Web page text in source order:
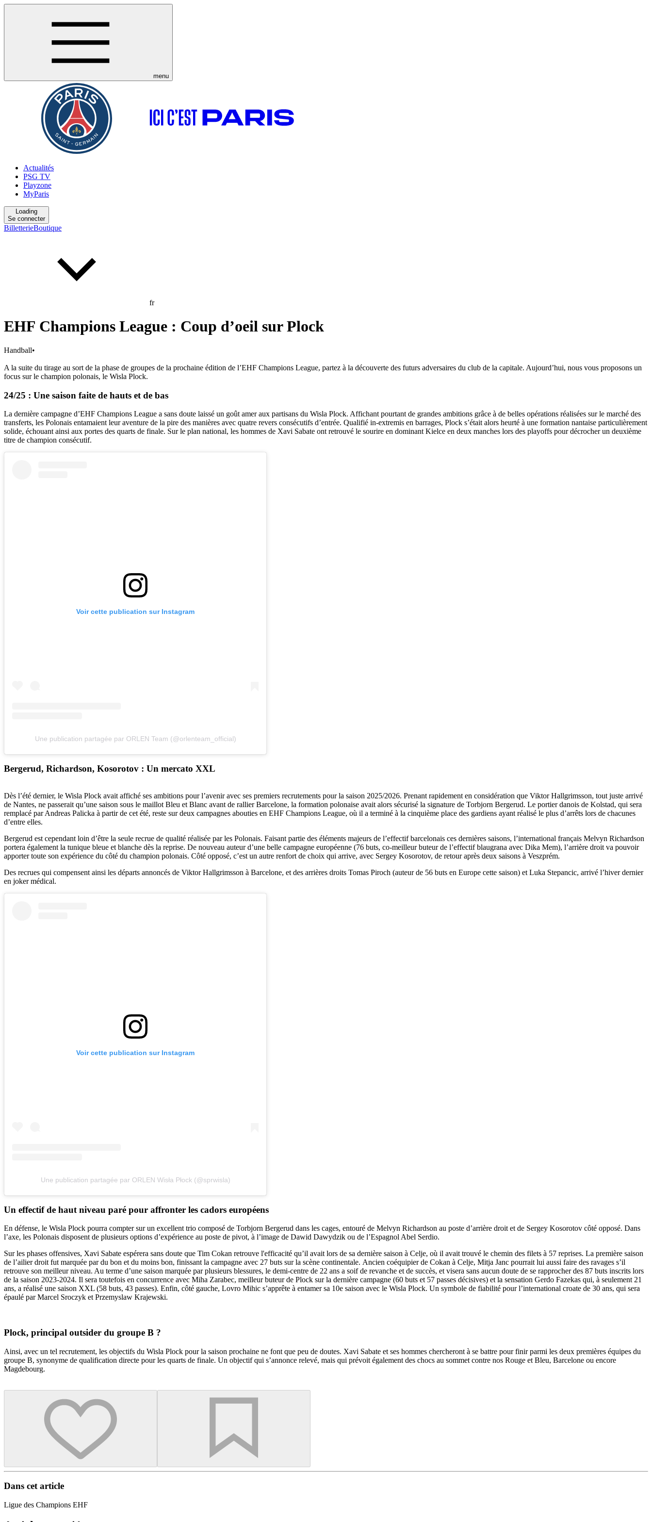
menu
Actualités
PSG TV
Playzone
MyParis
Loading
Se connecter
BilletterieBoutique
fr
EHF Champions League : Coup d’oeil sur Plock
Handball•
A la suite du tirage au sort de la phase de groupes de la prochaine édition de l’EHF Champions League, partez à la découverte des futurs adversaires du club de la capitale. Aujourd’hui, nous vous proposons un
focus sur le champion polonais, le Wisla Plock.
24/25 : Une saison faite de hauts et de bas
La dernière campagne d’EHF Champions League a sans doute laissé un goût amer aux partisans du Wisla Plock. Affichant pourtant de grandes ambitions grâce à de belles opérations réalisées sur le marché des
transferts, les Polonais entamaient leur aventure de la pire des manières avec quatre revers consécutifs d’entrée. Qualifié in-extremis en barrages, Plock s’était alors heurté à une formation nantaise particulièrement
solide, échouant ainsi aux portes des quarts de finale. Sur le plan national, les hommes de Xavi Sabate ont retrouvé le sourire en dominant Kielce en deux manches lors des playoffs pour décrocher un deuxième
titre de champion consécutif.
Voir cette publication sur Instagram
Une publication partagée par ORLEN Team (@orlenteam_official)
Bergerud, Richardson, Kosorotov : Un mercato XXL
Dès l’été dernier, le Wisla Plock avait affiché ses ambitions pour l’avenir avec ses premiers recrutements pour la saison 2025/2026. Prenant rapidement en considération que Viktor Hallgrimsson, tout juste arrivé
de Nantes, ne passerait qu’une saison sous le maillot Bleu et Blanc avant de rallier Barcelone, la formation polonaise avait alors sécurisé la signature de Torbjorn Bergerud. Le portier danois de Kolstad, qui sera
remplacé par Andreas Palicka à partir de cet été, reste sur deux campagnes abouties en EHF Champions League, où il a terminé à la cinquième place des gardiens ayant réalisé le plus d’arrêts lors de chacunes
d’entre elles.
Bergerud est cependant loin d’être la seule recrue de qualité réalisée par les Polonais. Faisant partie des éléments majeurs de l’effectif barcelonais ces dernières saisons, l’international français Melvyn Richardson
portera également la tunique bleue et blanche dès la reprise. De nouveau auteur d’une belle campagne européenne (76 buts, co-meilleur buteur de l’effectif blaugrana avec Dika Mem), l’arrière droit va pouvoir
apporter toute son expérience du côté du champion polonais. Côté opposé, c’est un autre renfort de choix qui arrive, avec Sergey Kosorotov, de retour après deux saisons à Veszprém.
Des recrues qui compensent ainsi les départs annoncés de Viktor Hallgrimsson à Barcelone, et des arrières droits Tomas Piroch (auteur de 56 buts en Europe cette saison) et Luka Stepancic, arrivé l’hiver dernier
en joker médical.
Voir cette publication sur Instagram
Une publication partagée par ORLEN Wisła Płock (@sprwisla)
Un effectif de haut niveau paré pour affronter les cadors européens
En défense, le Wisla Plock pourra compter sur un excellent trio composé de Torbjorn Bergerud dans les cages, entouré de Melvyn Richardson au poste d’arrière droit et de Sergey Kosorotov côté opposé. Dans
l’axe, les Polonais disposent de plusieurs options d’expérience au poste de pivot, à l’image de Dawid Dawydzik ou de l’Espagnol Abel Serdio.
Sur les phases offensives, Xavi Sabate espérera sans doute que Tim Cokan retrouve l'efficacité qu’il avait lors de sa dernière saison à Celje, où il avait trouvé le chemin des filets à 57 reprises. La première saison
de l’ailier droit fut marquée par du bon et du moins bon, finissant la campagne avec 27 buts sur la scène continentale. Ancien coéquipier de Cokan à Celje, Mitja Janc pourrait lui aussi faire des ravages s’il
retrouve son meilleur niveau. Au terme d’une saison marquée par plusieurs blessures, le demi-centre de 22 ans a soif de revanche et de succès, et visera sans aucun doute de se rapprocher des 87 buts inscrits lors
de la saison 2023-2024. Il sera toutefois en concurrence avec Miha Zarabec, meilleur buteur de Plock sur la dernière campagne (60 buts et 57 passes décisives) et la sensation Gerdo Fazekas qui, à seulement 21
ans, a réalisé une saison XXL (58 buts, 43 passes). Enfin, côté gauche, Lovro Mihic s’apprête à entamer sa 10e saison avec le Wisla Plock. Un symbole de fiabilité pour l’international croate de 30 ans, qui sera
épaulé par Marcel Sroczyk et Przemyslaw Krajewski.
Plock, principal outsider du groupe B ?
Ainsi, avec un tel recrutement, les objectifs du Wisla Plock pour la saison prochaine ne font que peu de doutes. Xavi Sabate et ses hommes chercheront à se battre pour finir parmi les deux premières équipes du
groupe B, synonyme de qualification directe pour les quarts de finale. Un objectif qui s’annonce relevé, mais qui prévoit également des chocs au sommet contre nos Rouge et Bleu, Barcelone ou encore
Magdebourg.
Dans cet article
Ligue des Champions EHF